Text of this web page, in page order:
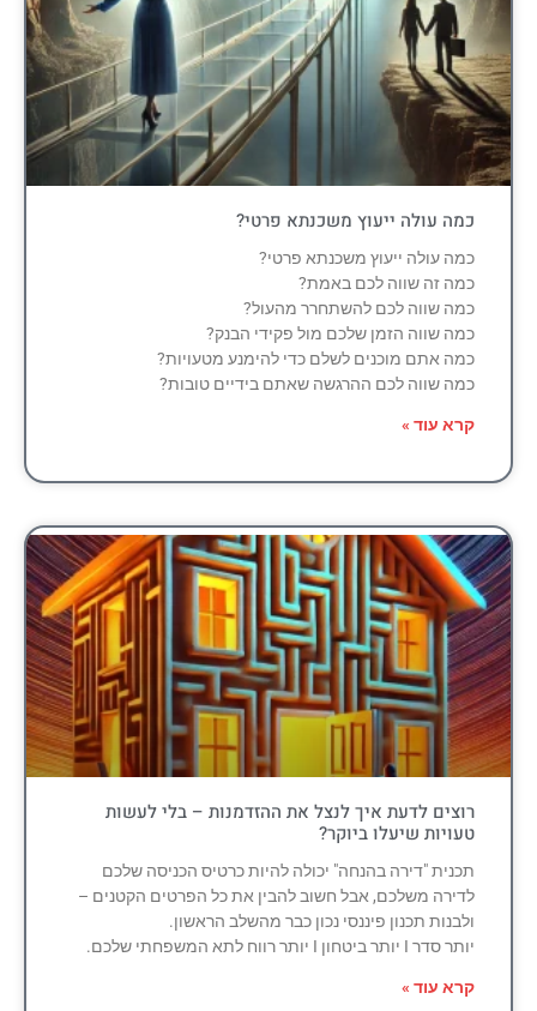
כמה עולה ייעוץ משכנתא פרטי?
כמה עולה ייעוץ משכנתא פרטי?
כמה זה שווה לכם באמת?
כמה שווה לכם להשתחרר מהעול?
כמה שווה הזמן שלכם מול פקידי הבנק?
כמה אתם מוכנים לשלם כדי להימנע מטעויות?
כמה שווה לכם ההרגשה שאתם בידיים טובות?
קרא עוד »
רוצים לדעת איך לנצל את ההזדמנות – בלי לעשות
טעויות שיעלו ביוקר?
תכנית "דירה בהנחה" יכולה להיות כרטיס הכניסה שלכם
לדירה משלכם, אבל חשוב להבין את כל הפרטים הקטנים –
ולבנות תכנון פיננסי נכון כבר מהשלב הראשון.
יותר סדר I יותר ביטחון I יותר רווח לתא המשפחתי שלכם.
קרא עוד »